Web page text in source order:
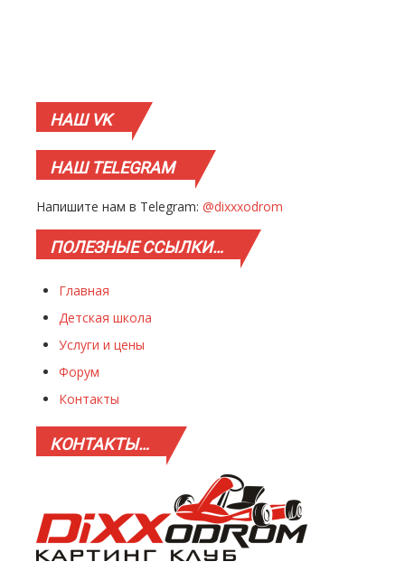
НАШVK
НАШTELEGRAM
Напишите нам в Telegram: @dixxxodrom
ПОЛЕЗНЫЕССЫЛКИ…
Главная
Детская школа
Услуги и цены
Форум
Контакты
КОНТАКТЫ…